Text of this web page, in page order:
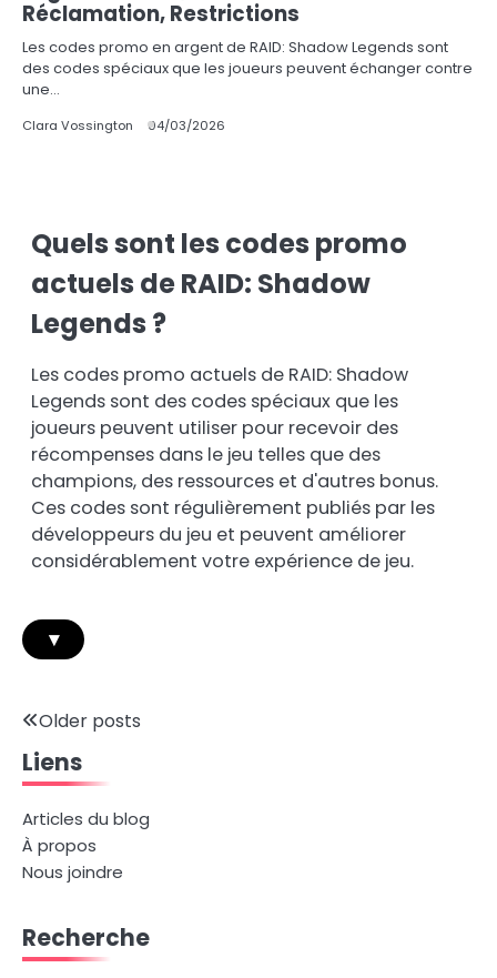
Réclamation, Restrictions
Les codes promo en argent de RAID: Shadow Legends sont
des codes spéciaux que les joueurs peuvent échanger contre
une…
Clara Vossington 04/03/2026
Quels sont les codes promo
actuels de RAID: Shadow
Legends ?
Les codes promo actuels de RAID: Shadow
Legends sont des codes spéciaux que les
joueurs peuvent utiliser pour recevoir des
récompenses dans le jeu telles que des
champions, des ressources et d'autres bonus.
Ces codes sont régulièrement publiés par les
développeurs du jeu et peuvent améliorer
considérablement votre expérience de jeu.
▾
Posts
navigation
Older posts
Liens
Articles du blog
À propos
Nous joindre
Recherche